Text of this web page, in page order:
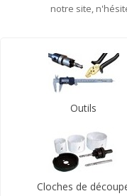
notre site,
Outils
Cloches de